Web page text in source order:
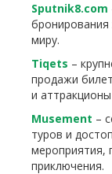
Sputnik8.com
бронирования
миру.
Tiqets –
продажи
и
Musement –
туров и
мероприятия,
приключения.